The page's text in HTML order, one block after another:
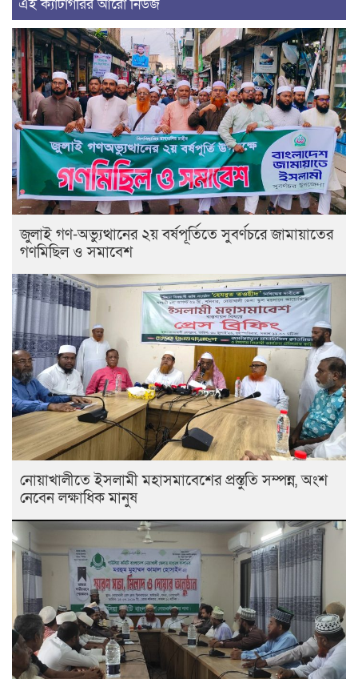
এই ক্যাটাগরির আরো নিউজ
জুলাই গণ-অভ্যুত্থানের ২য় বর্ষপূর্তিতে সুবর্ণচরে জামায়াতের
গণমিছিল ও সমাবেশ
নোয়াখালীতে ইসলামী মহাসমাবেশের প্রস্তুতি সম্পন্ন, অংশ
নেবেন লক্ষাধিক মানুষ